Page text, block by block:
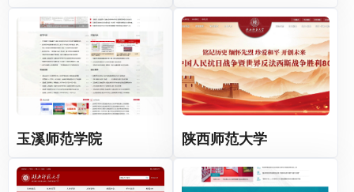
玉溪师范学院 陕西师范大学